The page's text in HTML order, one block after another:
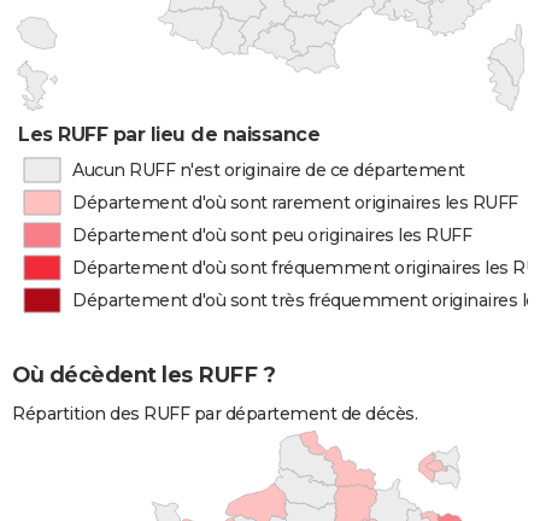
Les RUFF par lieu de naissance
Aucun RUFF n'est originaire de ce département
Département d'où sont rarement originaires les RUFF
Département d'où sont peu originaires les RUFF
Département d'où sont fréquemment originaires les
Département d'où sont très fréquemment originaires
Où décèdent les RUFF ?
Répartition des RUFF par département de décès.